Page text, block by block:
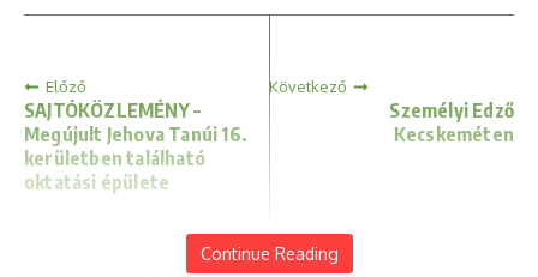
Előző
SAJTÓKÖZLEMÉNY –
Megújult Jehova Tanúi 16.
kerületben található
oktatási épülete
Következő
Személyi Edző
Kecskeméten
Continue Reading